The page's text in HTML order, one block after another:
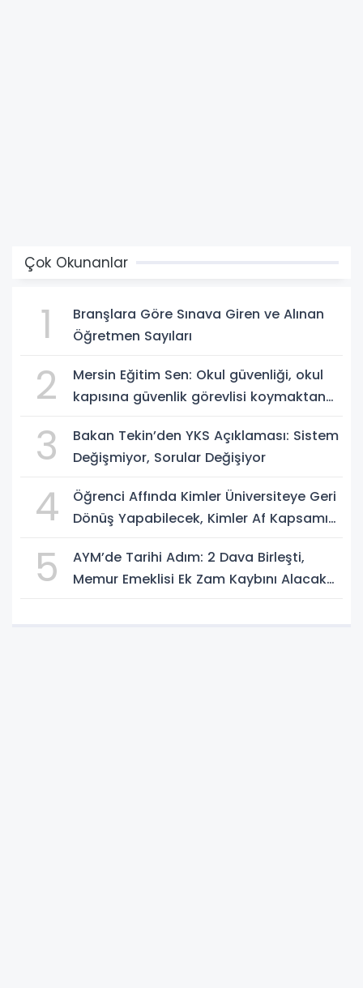
Çok Okunanlar
1
Branşlara Göre Sınava Giren ve Alınan
Öğretmen Sayıları
2
Mersin Eğitim Sen: Okul güvenliği, okul
kapısına güvenlik görevlisi koymaktan
3
Bakan Tekin’den YKS Açıklaması: Sistem
Değişmiyor, Sorular Değişiyor
4
Öğrenci Affında Kimler Üniversiteye Geri
Dönüş Yapabilecek, Kimler Af Kapsamı
5
AYM’de Tarihi Adım: 2 Dava Birleşti,
Memur Emeklisi Ek Zam Kaybını Alacak